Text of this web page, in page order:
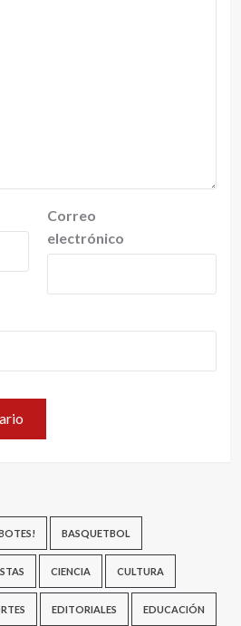
Correo
electrónico
BASQUETBOL
CIENCIA CULTURA
EDITORIALES EDUCACIÓN